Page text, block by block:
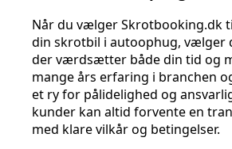
Når du vælger Skrotbooking.dk
din skrotbil i autoophug, vælger
der værdsætter både din tid og
mange års erfaring i branchen
et ry for pålidelighed og
kunder kan altid forvente en
med klare vilkår og betingelser.